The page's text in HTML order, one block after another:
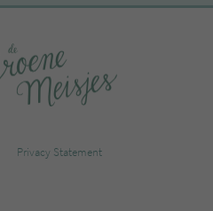
Privacy Statement